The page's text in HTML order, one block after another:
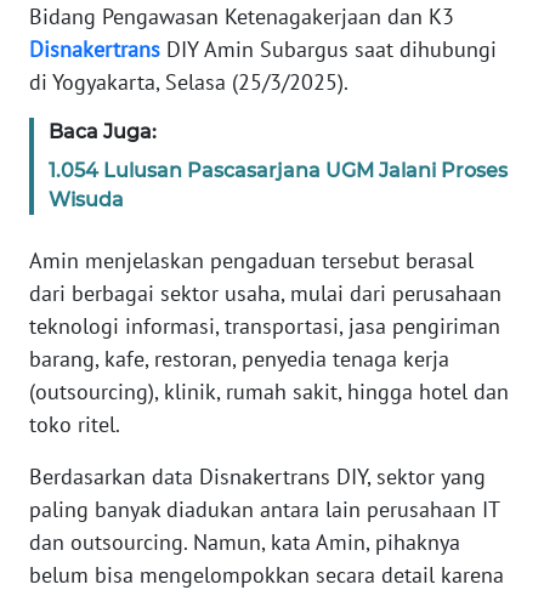
Bidang Pengawasan Ketenagakerjaan dan K3
Disnakertrans DIY Amin Subargus saat dihubungi
di Yogyakarta, Selasa (25/3/2025).
Baca Juga:
1.054 Lulusan Pascasarjana UGM Jalani Proses
Wisuda
Amin menjelaskan pengaduan tersebut berasal
dari berbagai sektor usaha, mulai dari perusahaan
teknologi informasi, transportasi, jasa pengiriman
barang, kafe, restoran, penyedia tenaga kerja
(outsourcing), klinik, rumah sakit, hingga hotel dan
toko ritel.
Berdasarkan data Disnakertrans DIY, sektor yang
paling banyak diadukan antara lain perusahaan IT
dan outsourcing. Namun, kata Amin, pihaknya
belum bisa mengelompokkan secara detail karena
WN
SUMUT
JAKARTA
WN
WN
BANTEN
WN
NTT
WN
KEPRI
WN